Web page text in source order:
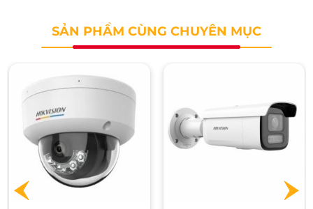
SẢN PHẨM CÙNG CHUYÊN MỤC